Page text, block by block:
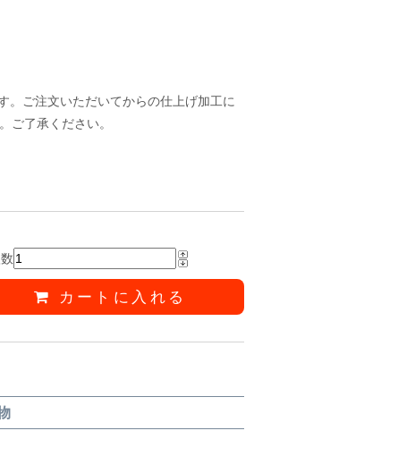
。ご注文いただいてからの仕上げ加工に
ご了承ください。
カートに入れる